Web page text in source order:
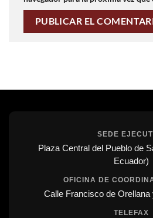
SEDE
Plaza Central del Pueblo de
Ecuador)
OFICINA DE
Calle Francisco de Orellana
TELEFAX